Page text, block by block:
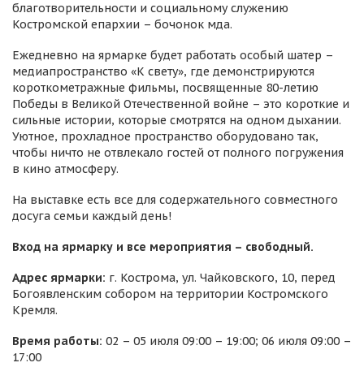
благотворительности и социальному служению
Костромской епархии – бочонок мда.
Ежедневно на ярмарке будет работать особый шатер –
медиапространство «К свету», где демонстрируются
короткометражные фильмы, посвященные 80-летию
Победы в Великой Отечественной войне – это короткие и
сильные истории, которые смотрятся на одном дыхании.
Уютное, прохладное пространство оборудовано так,
чтобы ничто не отвлекало гостей от полного погружения
в кино атмосферу.
На выставке есть все для содержательного совместного
досуга семьи каждый день!
Вход на ярмарку и все мероприятия – свободный.
Адрес ярмарки: г. Кострома, ул. Чайковского, 10, перед
Богоявленским собором на территории Костромского
Кремля.
Время работы: 02 – 05 июля 09:00 – 19:00; 06 июля 09:00 –
17:00